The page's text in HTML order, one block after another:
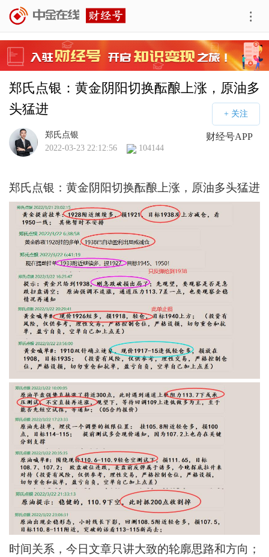
郑氏点银：黄金阴阳切换酝酿上涨，原油多
头猛进
财经号APP
郑氏点银
2022-03-23 22:12:56
104144
郑氏点银：黄金阴阳切换酝酿上涨，原油多头猛进
时间关系，今日文章只讲大致的轮廓思路和方向；